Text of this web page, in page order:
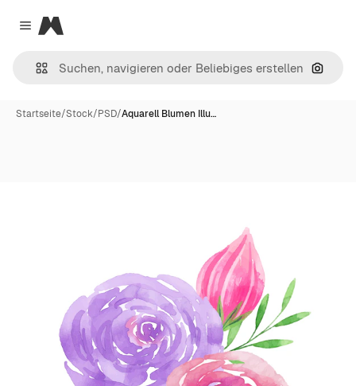
Close menu
Magnific
Nach
Startseite/Stock/PSD/Aquarell Blumen Illu…